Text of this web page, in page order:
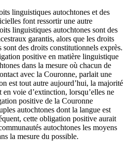
linguistiques autochtones et des
font ressortir une autre
linguistiques autochtones sont des
garantis, alors que les droits
des droits constitutionnels exprès.
positive en matière linguistique
dans la mesure où chacun de
avec la Couronne, parlait une
est tout autre aujourd’hui, la majorité
en voie d’extinction, lorsqu’elles ne
positive de la Couronne
autochtones dont la langue est
cette obligation positive aurait
autochtones les moyens
la mesure du possible.